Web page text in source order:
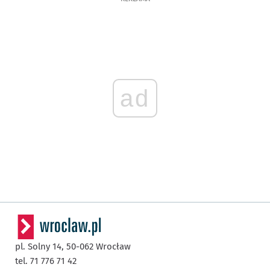
ad
pl. Solny 14, 50-062 Wrocław
tel. 71 776 71 42